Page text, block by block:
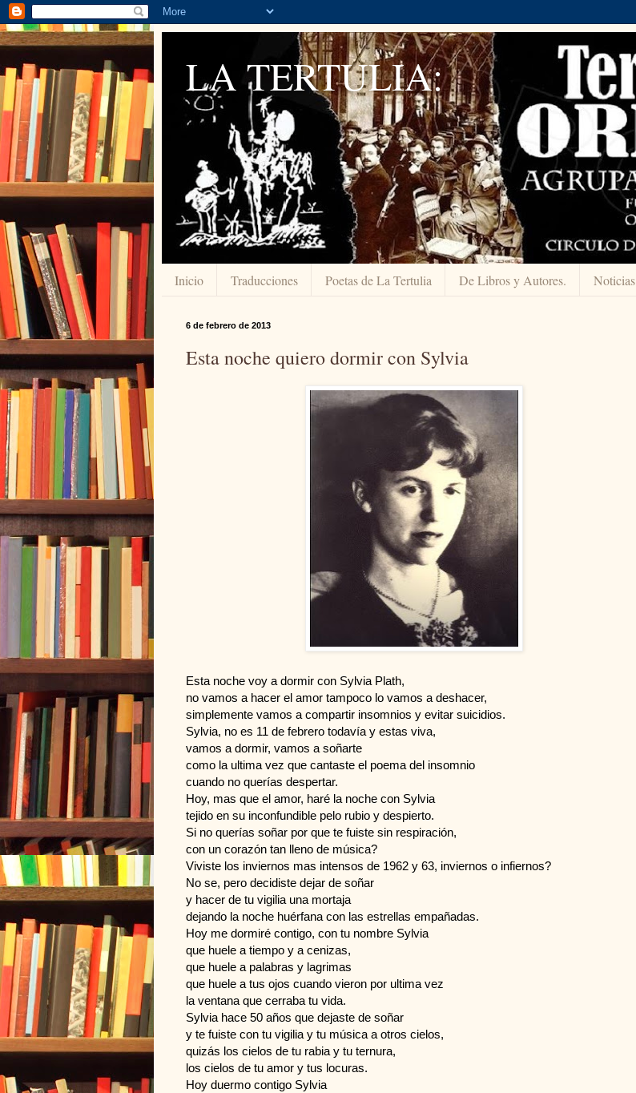
LA TERTULIA:
Inicio Traducciones Poetas de La Tertulia De Libros y Autores. Noticias
6 de febrero de 2013
Esta noche quiero dormir con Sylvia
Esta noche voy a dormir con Sylvia Plath,
no vamos a hacer el amor tampoco lo vamos a deshacer,
simplemente vamos a compartir insomnios y evitar suicidios.
Sylvia, no es 11 de febrero todavía y estas viva,
vamos a dormir, vamos a soñarte
como la ultima vez que cantaste el poema del insomnio
cuando no querías despertar.
Hoy, mas que el amor, haré la noche con Sylvia
tejido en su inconfundible pelo rubio y despierto.
Si no querías soñar por que te fuiste sin respiración,
con un corazón tan lleno de música?
Viviste los inviernos mas intensos de 1962 y 63, inviernos o infiernos?
No se, pero decidiste dejar de soñar
y hacer de tu vigilia una mortaja
dejando la noche huérfana con las estrellas empañadas.
Hoy me dormiré contigo, con tu nombre Sylvia
que huele a tiempo y a cenizas,
que huele a palabras y lagrimas
que huele a tus ojos cuando vieron por ultima vez
la ventana que cerraba tu vida.
Sylvia hace 50 años que dejaste de soñar
y te fuiste con tu vigilia y tu música a otros cielos,
quizás los cielos de tu rabia y tu ternura,
los cielos de tu amor y tus locuras.
Hoy duermo contigo Sylvia